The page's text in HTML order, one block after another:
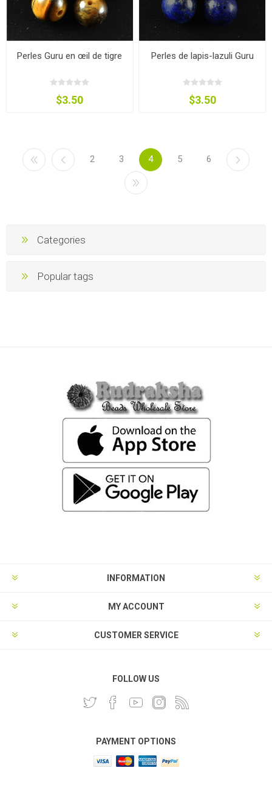
Perles Guru en œil de tigre
$3.50
Perles de lapis-lazuli Guru
$3.50
2 3 4 5 6
Categories
Popular tags
INFORMATION
MY ACCOUNT
CUSTOMER SERVICE
FOLLOW US
PAYMENT OPTIONS